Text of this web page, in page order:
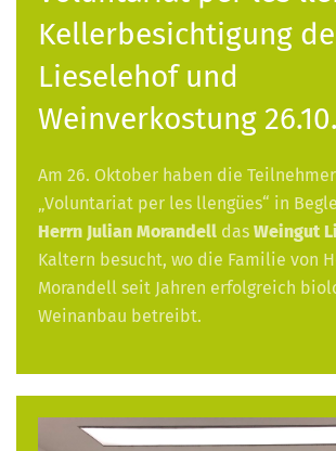
Kellerbesichtigung
Lieselehof und
Weinverkostung
Am 26. Oktober haben die
„Voluntariat per les llengües“ in
Herrn Julian Morandell das Weingut
Kaltern besucht, wo die Familie von
Morandell seit Jahren erfolgreich
Weinanbau betreibt.